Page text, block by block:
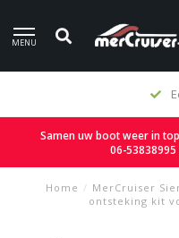
MENU
Samen uw boot weer in
06-
Home / MerCruiser
ontsteking kit